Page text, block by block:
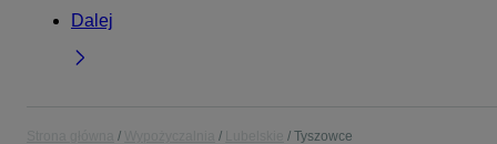
Dalej
Tyszowce